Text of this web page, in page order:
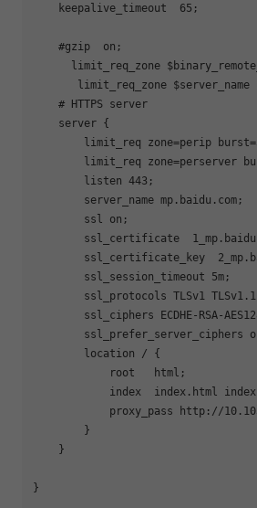
    keepalive_timeout  65;
    #gzip  on;
limit_req_zone
limit_req_zone $server_name
    # HTTPS server
    server {
limit_req zone=perip
limit_req zone=perserver
        listen 443;
        server_name mp.baidu.com;
        ssl on;
ssl_certificate
ssl_certificate_key
        ssl_session_timeout 5m;
ssl_protocols TLSv1
ssl_ciphers ECDHE-RSA-
ssl_prefer_server_ciphers
        location / {
            root   html;
index  index.html
proxy_pass http://
        }
    }
}